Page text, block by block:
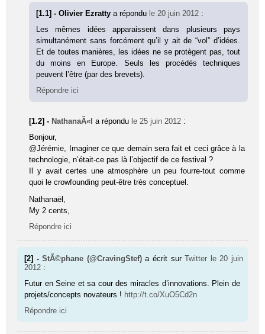
[1.1] - Olivier Ezrattya répondu le 20 juin 2012 :
Les mêmes idées apparaissent dans plusieurs pays
simultanément sans forcément qu’il y ait de “vol” d’idées.
Et de toutes manières, les idées ne se protègent pas, tout
du moins en Europe. Seuls les procédés techniques
peuvent l’être (par des brevets).
Répondre ici
[1.2] - NathanaÃ«l a répondu le 25 juin 2012 :
Bonjour,
@Jérémie, Imaginer ce que demain sera fait et ceci grâce à la
technologie, n’était-ce pas là l’objectif de ce festival ?
Il y avait certes une atmosphère un peu fourre-tout comme
quoi le crowfounding peut-être très conceptuel.
Nathanaël,
My 2 cents,
Répondre ici
[2] -StÃ©phane (@CravingStef) a écrit surTwitter le 20 juin
2012 :
Futur en Seine et sa cour des miracles d’innovations. Plein de
projets/concepts novateurs ! http://t.co/XuO5Cd2n
Répondre ici